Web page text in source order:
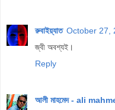
রুবাইয়্যাত October 27,
জ্বী অবশ্যই।
Reply
আলী মাহমেদ - ali